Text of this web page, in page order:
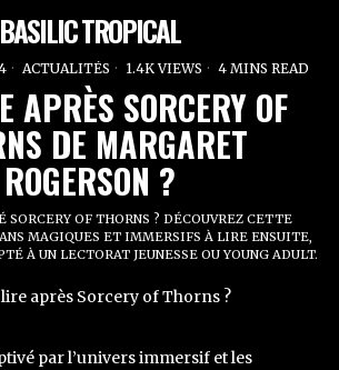
BASILIC TROPICAL
ACTUALITÉS 1.4K VIEWS 4 MINS READ
APRÈS SORCERY OF
DE MARGARET
ROGERSON ?
SORCERY OF THORNS ? DÉCOUVREZ CETTE
MAGIQUES ET IMMERSIFS À LIRE ENSUITE,
À UN LECTORAT JEUNESSE OU YOUNG ADULT.
par l’univers immersif et les